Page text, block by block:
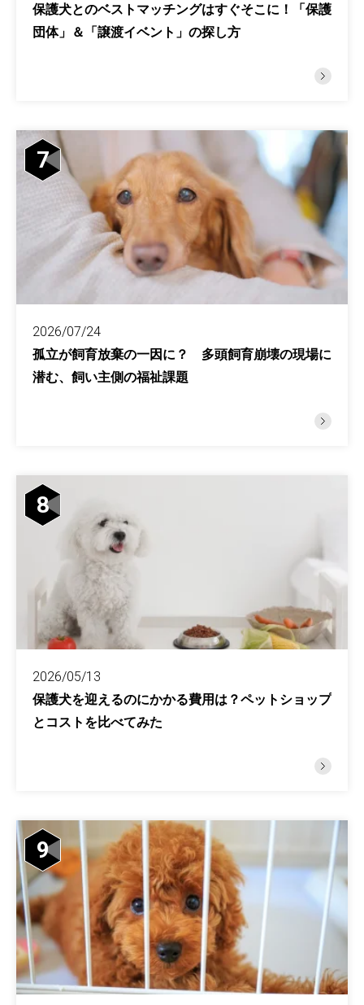
保護犬とのベストマッチングはすぐそこに！「保護
団体」＆「譲渡イベント」の探し方
7
2026/07/24
孤立が飼育放棄の一因に？ 多頭飼育崩壊の現場に
潜む、飼い主側の福祉課題
8
2026/05/13
保護犬を迎えるのにかかる費用は？ペットショップ
とコストを比べてみた
9